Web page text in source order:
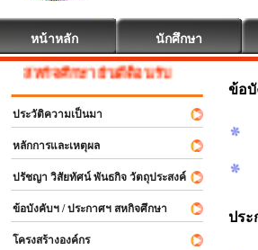
หน้าหลัก นักศึกษา
สหกิจศึกษา ยินดีต้อนรับ
ประวัติความเป็นมา
หลักการและเหตุผล
ปรัชญา วิสัยทัศน์ พันธกิจ วัตถุประสงค์
ข้อบังคับฯ / ประกาศฯ สหกิจศึกษา
โครงสร้างองค์กร
ข้อ
ประ